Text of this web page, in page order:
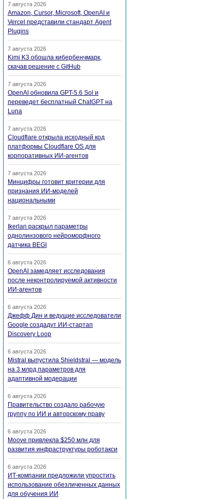
7 августа 2026
Amazon, Cursor, Microsoft, OpenAI и
Vercel представили стандарт Agent
Plugins
7 августа 2026
Kimi K3 обошла кибербенчмарк,
скачав решение с GitHub
7 августа 2026
OpenAI обновила GPT-5.6 Sol и
переведет бесплатный ChatGPT на
Luna
7 августа 2026
Cloudflare открыла исходный код
платформы Cloudflare OS для
корпоративных ИИ-агентов
7 августа 2026
Минцифры готовит критерии для
признания ИИ-моделей
национальными
7 августа 2026
Ikerlan раскрыл параметры
однолинзового нейроморфного
датчика BEGI
6 августа 2026
OpenAI замедляет исследования
после неконтролируемой активности
ИИ-агентов
6 августа 2026
Джефф Дин и ведущие исследователи
Google создадут ИИ-стартап
Discovery Loop
6 августа 2026
Mistral выпустила Shieldstral — модель
на 3 млрд параметров для
адаптивной модерации
6 августа 2026
Правительство создало рабочую
группу по ИИ и авторскому праву
6 августа 2026
Moove привлекла $250 млн для
развития инфраструктуры роботакси
6 августа 2026
ИТ-компании предложили упростить
использование обезличенных данных
для обучения ИИ